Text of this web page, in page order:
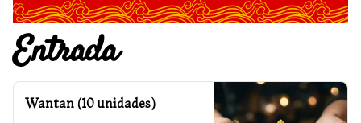
Entrada
Wantan (10 unidades)